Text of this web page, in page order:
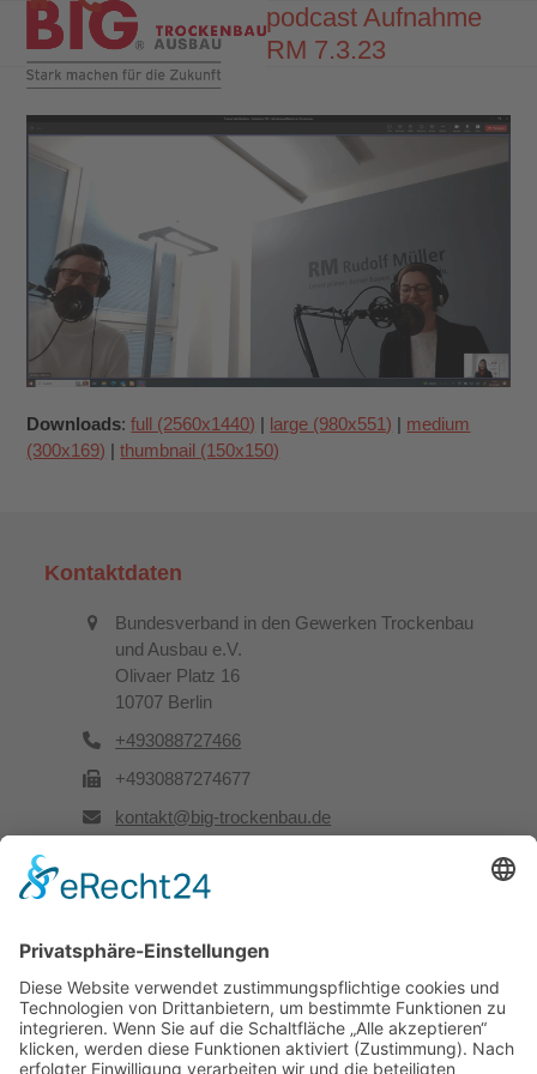
content
Open
mobile
menu
Close
mobile
menu
podcast Aufnahme
RM 7.3.23
Downloads:full (2560x1440) | large (980x551) | medium
(300x169) |thumbnail (150x150)
Kontaktdaten
Bundesverband in den Gewerken Trockenbau
und Ausbau e.V.
Olivaer Platz 16
10707 Berlin
+493088727466
+4930887274677
kontakt@big-trockenbau.de
Rechtliches
Kontakt
Impressum